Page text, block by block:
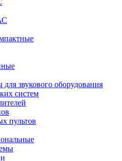
звукового оборудования
систем
пультов